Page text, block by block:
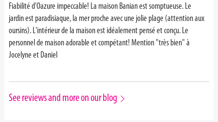
Fiabilité d'Oazure impeccable! La maison Banian est somptueuse. Le
jardin est paradisiaque, la mer proche avec une jolie plage (attention aux
oursins). L'intérieur de la maison est idéalement pensé et conçu. Le
personnel de maison adorable et compétant! Mention "très bien" à
Jocelyne et Daniel
See reviews and more on our blog